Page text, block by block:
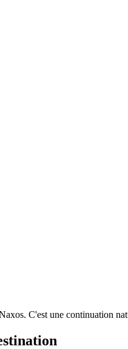
C'est une continuation